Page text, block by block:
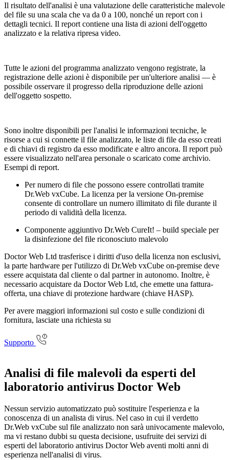
Il risultato dell'analisi è una valutazione delle caratteristiche malevole
del file su una scala che va da 0 a 100, nonché un report con i
dettagli tecnici. Il report contiene una lista di azioni dell'oggetto
analizzato e la relativa ripresa video.
Tutte le azioni del programma analizzato vengono registrate, la
registrazione delle azioni è disponibile per un'ulteriore analisi — è
possibile osservare il progresso della riproduzione delle azioni
dell'oggetto sospetto.
Sono inoltre disponibili per l'analisi le informazioni tecniche, le
risorse a cui si connette il file analizzato, le liste di file da esso creati
e di chiavi di registro da esso modificate e altro ancora. Il report può
essere visualizzato nell'area personale o scaricato come archivio.
Esempi di report.
Per numero di file che possono essere controllati tramite
Dr.Web vxCube. La licenza per la versione On-premise
consente di controllare un numero illimitato di file durante il
periodo di validità della licenza.
Componente aggiuntivo Dr.Web CureIt! – build speciale per
la disinfezione del file riconosciuto malevolo
Doctor Web Ltd trasferisce i diritti d'uso della licenza non esclusivi,
la parte hardware per l'utilizzo di Dr.Web vxCube on-premise deve
essere acquistata dal cliente o dal partner in autonomo. Inoltre, è
necessario acquistare da Doctor Web Ltd, che emette una fattura-
offerta, una chiave di protezione hardware (chiave HASP).
Per avere maggiori informazioni sul costo e sulle condizioni di
fornitura, lasciate una richiesta su
Supporto
Analisi di file malevoli da esperti del
laboratorio antivirus Doctor Web
Nessun servizio automatizzato può sostituire l'esperienza e la
conoscenza di un analista di virus. Nel caso in cui il verdetto
Dr.Web vxCube sul file analizzato non sarà univocamente malevolo,
ma vi restano dubbi su questa decisione, usufruite dei servizi di
esperti del laboratorio antivirus Doctor Web aventi molti anni di
esperienza nell'analisi di virus.